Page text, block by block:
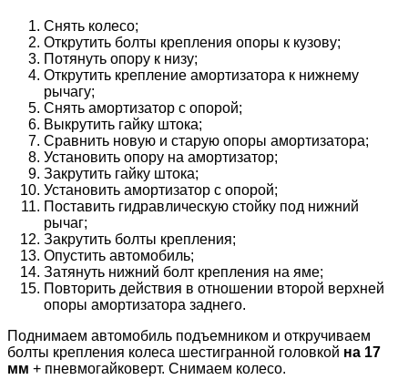
Снять колесо;
Открутить болты крепления опоры к кузову;
Потянуть опору к низу;
Открутить крепление амортизатора к нижнему
рычагу;
Снять амортизатор с опорой;
Выкрутить гайку штока;
Сравнить новую и старую опоры амортизатора;
Установить опору на амортизатор;
Закрутить гайку штока;
Установить амортизатор с опорой;
Поставить гидравлическую стойку под нижний
рычаг;
Закрутить болты крепления;
Опустить автомобиль;
Затянуть нижний болт крепления на яме;
Повторить действия в отношении второй верхней
опоры амортизатора заднего.
Поднимаем автомобиль подъемником и откручиваем
болты крепления колеса шестигранной головкой на 17
мм + пневмогайковерт. Снимаем колесо.